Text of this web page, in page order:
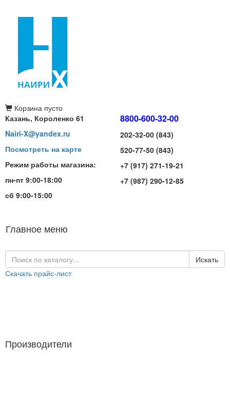
Корзина пусто
Казань, Короленко 61
Nairi-X@yandex.ru
Посмотреть на карте
Режим работы магазина:
пн-пт 9:00-18:00
сб 9:00-15:00
8800-600-32-00
202-32-00 (843)
520-77-50 (843)
+7 (917) 271-19-21
+7 (987) 290-12-85
Главное меню
Искать
Скачать прайс-лист
Производители